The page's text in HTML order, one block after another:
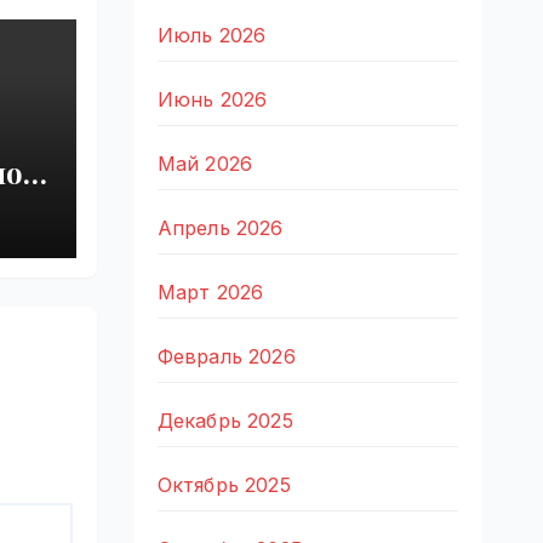
Июль 2026
Июнь 2026
Май 2026
Апрель 2026
Март 2026
Февраль 2026
Декабрь 2025
Октябрь 2025